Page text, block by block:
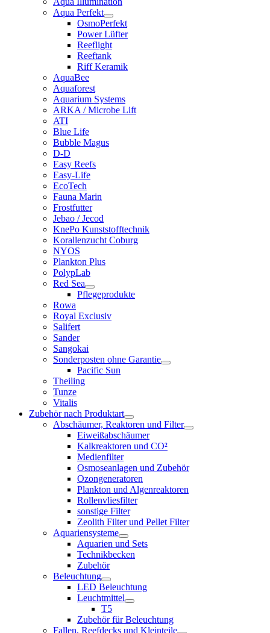
Aqua Perfekt
OsmoPerfekt
Power Lüfter
Reeflight
Reeftank
Riff Keramik
AquaBee
Aquaforest
Aquarium Systems
ARKA / Microbe Lift
ATI
Blue Life
Bubble Magus
D-D
Easy Reefs
Easy-Life
EcoTech
Fauna Marin
Frostfutter
Jebao / Jecod
KnePo Kunststofftechnik
Korallenzucht Coburg
NYOS
Plankton Plus
PolypLab
Red Sea
Pflegeprodukte
Rowa
Royal Exclusiv
Salifert
Sander
Sangokai
Sonderposten ohne Garantie
Pacific Sun
Theiling
Tunze
Vitalis
Zubehör nach Produktart
Abschäumer, Reaktoren und Filter
Eiweißabschäumer
Kalkreaktoren und CO²
Medienfilter
Osmoseanlagen und Zubehör
Ozongeneratoren
Plankton und Algenreaktoren
Rollenvliesfilter
sonstige Filter
Zeolith Filter und Pellet Filter
Aquariensysteme
Aquarien und Sets
Technikbecken
Zubehör
Beleuchtung
LED Beleuchtung
Leuchtmittel
T5
Zubehör für Beleuchtung
Fallen, Reefdecks und Kleinteile